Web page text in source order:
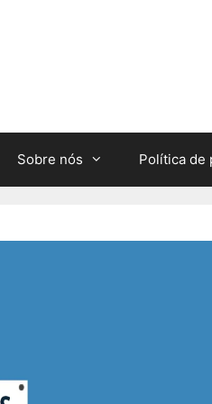
Sobre nós Política de